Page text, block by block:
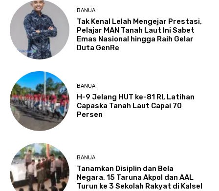
BANUA
Tak Kenal Lelah Mengejar Prestasi,
Pelajar MAN Tanah Laut Ini Sabet
Emas Nasional hingga Raih Gelar
Duta GenRe
BANUA
H-9 Jelang HUT ke-81 RI, Latihan
Capaska Tanah Laut Capai 70
Persen
BANUA
Tanamkan Disiplin dan Bela
Negara, 15 Taruna Akpol dan AAL
Turun ke 3 Sekolah Rakyat di Kalsel